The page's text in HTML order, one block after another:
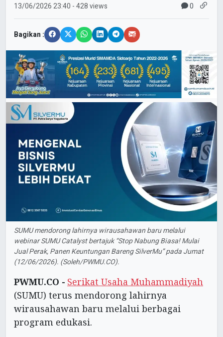
13/06/202623:40 - 428 views 0
Bagikan :
SUMU mendorong lahirnya wirausahawan baru melalui
webinar SUMU Catalyst bertajuk “Stop Nabung Biasa! Mulai
Jual Perak, Panen Keuntungan Bareng SilverMu” pada Jumat
(12/06/2026). (Soleh/PWMU.CO).
PWMU.CO - Serikat Usaha Muhammadiyah
(SUMU) terus mendorong lahirnya
wirausahawan baru melalui berbagai
program edukasi.